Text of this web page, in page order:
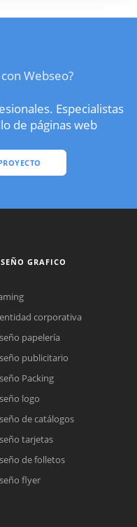
Webseo?
Especialistas
de páginas web
GRAFICO
corporativa
papelería
publicitario
Packing
logo
de catálogos
tarjetas
de folletos
flyer